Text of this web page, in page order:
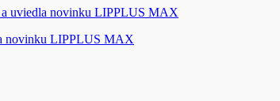
novinku LIPPLUS MAX